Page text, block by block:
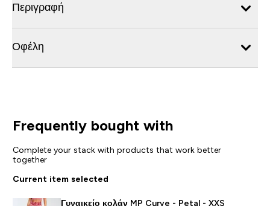
Περιγραφή
Οφέλη
Frequently bought with
Complete your stack with products that work better
together
Current item selected
Γυναικείο κολάν MP Curve - Petal - XXS